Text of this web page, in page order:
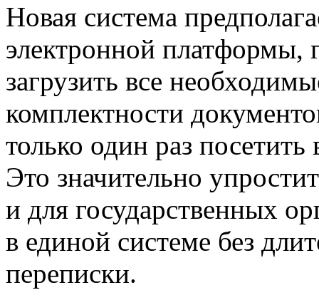
Новая система
электронной платформы,
загрузить все
комплектности
только один раз
Это значительно
и для государственных
в единой системе без
переписки.